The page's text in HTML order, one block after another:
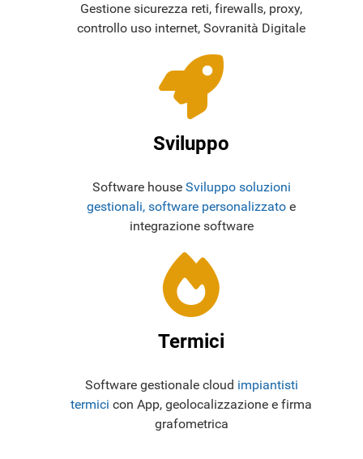
Gestione sicurezza reti, firewalls, proxy,
controllo uso internet, Sovranità Digitale
Sviluppo
Software house Sviluppo soluzioni
gestionali, software personalizzato e
integrazione software
Termici
Software gestionale cloud impiantisti
termici con App, geolocalizzazione e firma
grafometrica